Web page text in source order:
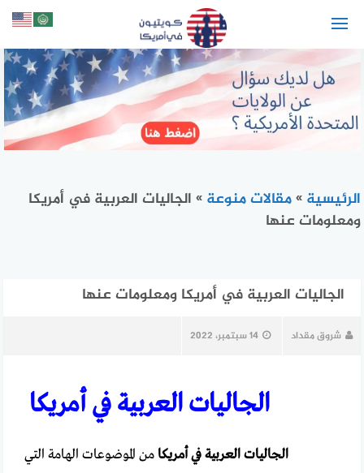
الرئيسية »مقالات منوعة » الجاليات العربية في أمريكا
ومعلومات عنها
الجاليات العربية في أمريكا ومعلومات عنها
شروق مقداد 14 سبتمبر، 2022
الجاليات العربية في أمريكا
الجاليات العربية في أمريكامن الموضوعات الهامة التي